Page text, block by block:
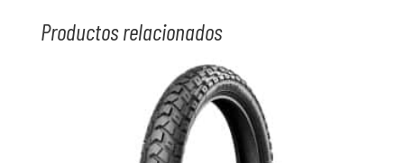
Productos relacionados